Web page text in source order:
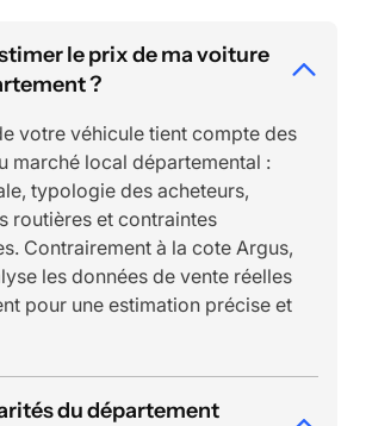
le prix de ma voiture
?
votre véhicule tient compte des
marché local départemental :
typologie des acheteurs,
routières et contraintes
Contrairement à la cote Argus,
les données de vente réelles
pour une estimation précise et
du département